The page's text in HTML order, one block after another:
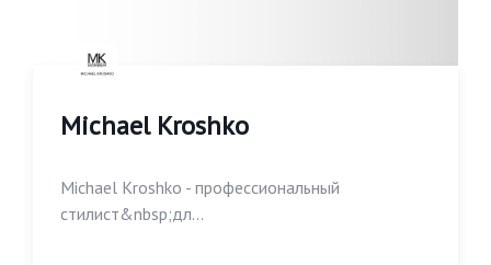
Michael Kroshko
Michael Kroshko - профессиональный
стилист&nbsp;дл...